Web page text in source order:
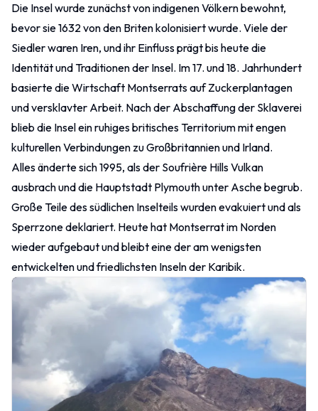
Die Insel wurde zunächst von indigenen Völkern bewohnt,
bevor sie 1632 von den Briten kolonisiert wurde. Viele der
Siedler waren Iren, und ihr Einfluss prägt bis heute die
Identität und Traditionen der Insel. Im 17. und 18. Jahrhundert
basierte die Wirtschaft Montserrats auf Zuckerplantagen
und versklavter Arbeit. Nach der Abschaffung der Sklaverei
blieb die Insel ein ruhiges britisches Territorium mit engen
kulturellen Verbindungen zu Großbritannien und Irland.
Alles änderte sich 1995, als der Soufrière Hills Vulkan
ausbrach und die Hauptstadt Plymouth unter Asche begrub.
Große Teile des südlichen Inselteils wurden evakuiert und als
Sperrzone deklariert. Heute hat Montserrat im Norden
wieder aufgebaut und bleibt eine der am wenigsten
entwickelten und friedlichsten Inseln der Karibik.